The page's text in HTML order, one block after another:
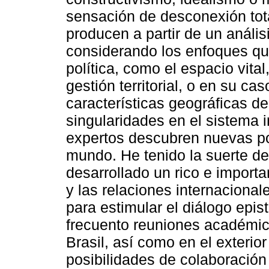
sensación de desconexión
producen a partir de un
considerando los enfoques
política, como el espacio
gestión territorial, o en su
características geográficas
singularidades en el sistema
expertos descubren nuevas
mundo. He tenido la suerte
desarrollado un rico e
y las relaciones
para estimular el diálogo
frecuento reuniones
Brasil, así como en el
posibilidades de